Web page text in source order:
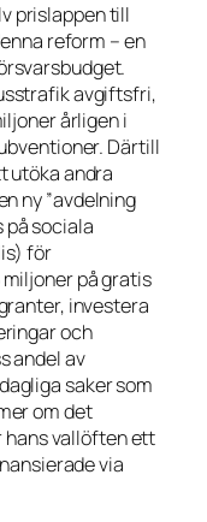
prislappen till
reform – en
avgiftsfri,
årligen i
Därtill
utöka andra
ny”avdelning
på sociala
för
på gratis
investera
och
andel av
saker som
om det
hans vallöften ett
via